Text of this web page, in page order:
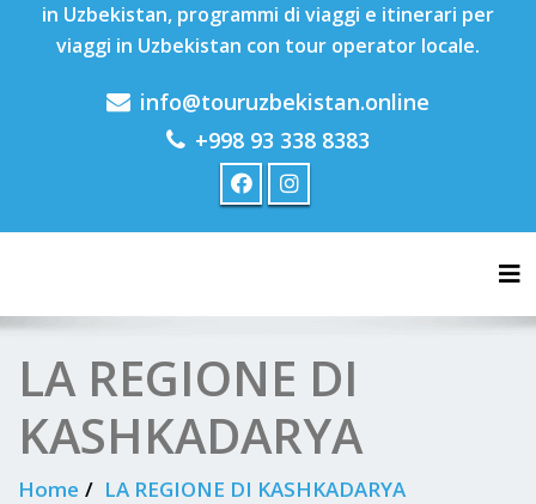
in Uzbekistan, programmi di viaggi e itinerari per
viaggi in Uzbekistan con tour operator locale.
info@touruzbekistan.online
+998 93 338 8383
LA REGIONE DI
KASHKADARYA
Home
LA REGIONE DI KASHKADARYA